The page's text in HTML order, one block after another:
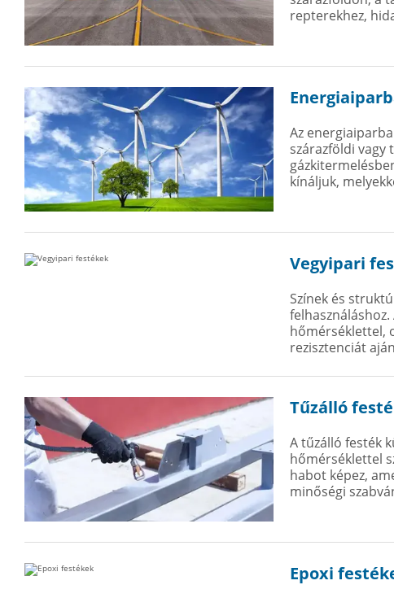
repterekhez,
Az
szárazföldi
kínáljuk,
Vegyipari
Színek és
hőmérséklettel,
rezisztenciát
Tűzálló
A tűzálló festék
hőmérséklettel
habot képez,
minőségi
Epoxi